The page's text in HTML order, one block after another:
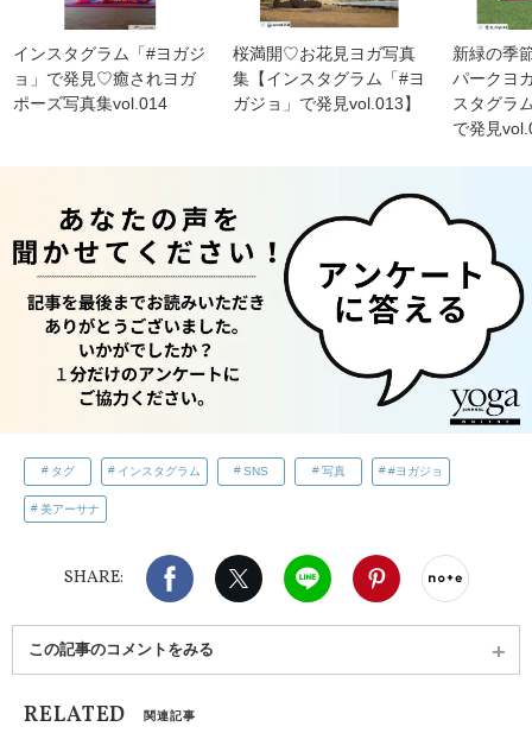
インスタグラム「#ヨガジ
ョ」で発見♡癒されヨガ
ポーズ写真集vol.014
桜満開♡お花見ヨガ写真
集【インスタグラム「#ヨ
ガジョ」で発見vol.013】
新緑の季
パークヨ
スタグラ
で発見
タグ インスタグラム SNS 写真 #ヨガジョ
美アーサナ
SHARE:
Facebook X（旧twitter）
LINE Pinterest
この記事のコメントをみる
RELATED 関連記事